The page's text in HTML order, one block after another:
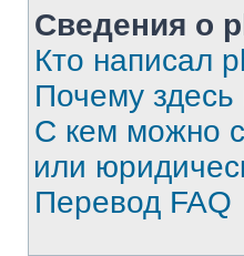
Сведения о
Кто написал
Почему здесь
С кем можно
или
Перевод FAQ